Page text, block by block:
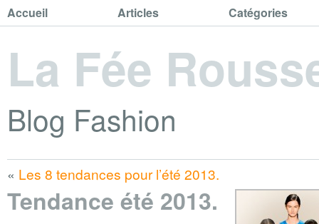
Accueil Articles Catégories
La Fée
Blog Fashion
« Les 8 tendances pour l’été 2013.
Tendance été 2013.